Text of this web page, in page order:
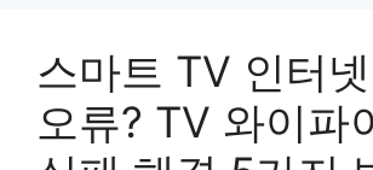
스마트 TV 인터
오류? TV 와이파